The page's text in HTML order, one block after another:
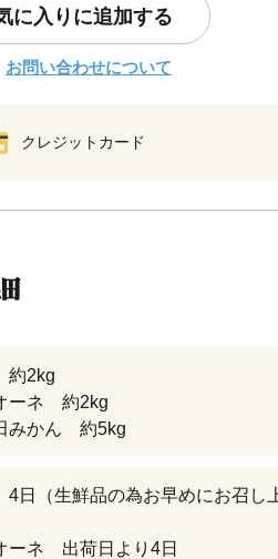
に入りに追加する
お問い合わせについて
クレジットカード
約2kg
ーネ 約2kg
みかん 約5kg
4日（生鮮品の為お早めにお召し
ーネ 出荷日より4日